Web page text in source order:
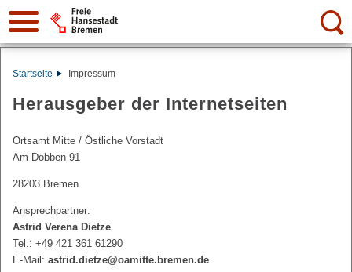
Suche:
Startseite Impressum
Herausgeber der Internetseiten
Ortsamt Mitte / Östliche Vorstadt
Am Dobben 91
28203 Bremen
Ansprechpartner:
Astrid Verena Dietze
Tel.: +49 421 361 61290
E-Mail: astrid.dietze@oamitte.bremen.de